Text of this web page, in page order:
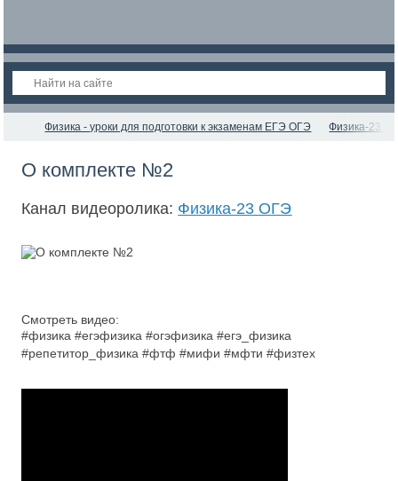
Физика - уроки для подготовки к экзаменам ЕГЭ ОГЭ Физика-23
О комплекте №2
Канал видеоролика: Физика-23 ОГЭ
Смотреть видео:
#физика #егэфизика #огэфизика #егэ_физика
#репетитор_физика #фтф #мифи #мфти #физтех